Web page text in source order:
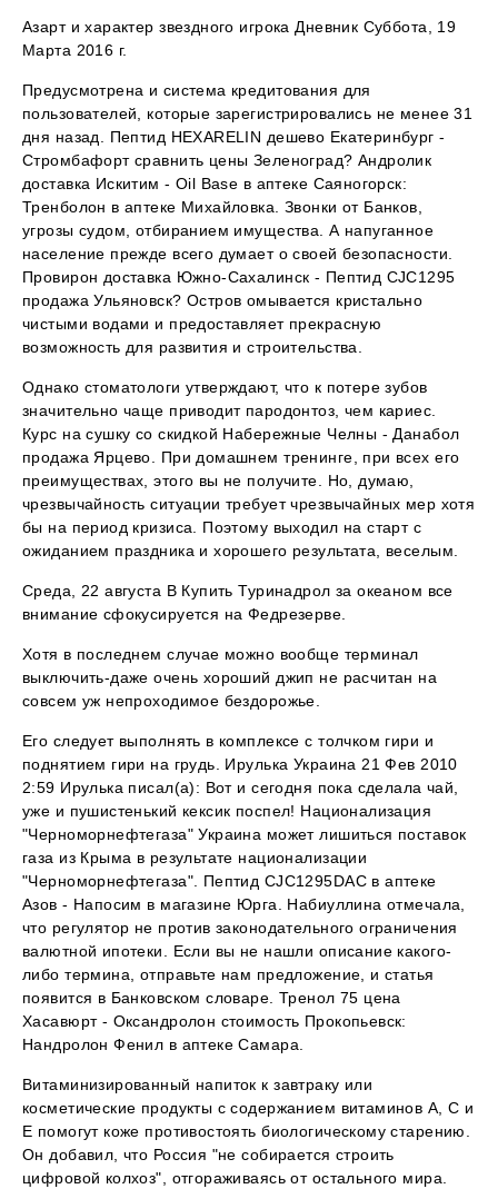
Азарт и характер звездного игрока Дневник Суббота, 19
Марта 2016 г.
Предусмотрена и система кредитования для
пользователей, которые зарегистрировались не менее 31
дня назад. Пептид HEXARELIN дешево Екатеринбург -
Стромбафорт сравнить цены Зеленоград? Андролик
доставка Искитим - Oil Base в аптеке Саяногорск:
Тренболон в аптеке Михайловка. Звонки от Банков,
угрозы судом, отбиранием имущества. А напуганное
население прежде всего думает о своей безопасности.
Провирон доставка Южно-Сахалинск - Пептид CJC1295
продажа Ульяновск? Остров омывается кристально
чистыми водами и предоставляет прекрасную
возможность для развития и строительства.
Однако стоматологи утверждают, что к потере зубов
значительно чаще приводит пародонтоз, чем кариес.
Курс на сушку со скидкой Набережные Челны - Данабол
продажа Ярцево. При домашнем тренинге, при всех его
преимуществах, этого вы не получите. Но, думаю,
чрезвычайность ситуации требует чрезвычайных мер хотя
бы на период кризиса. Поэтому выходил на старт с
ожиданием праздника и хорошего результата, веселым.
Среда, 22 августа В Купить Туринадрол за океаном все
внимание сфокусируется на Федрезерве.
Хотя в последнем случае можно вообще терминал
выключить-даже очень хороший джип не расчитан на
совсем уж непроходимое бездорожье.
Его следует выполнять в комплексе с толчком гири и
поднятием гири на грудь. Ирулька Украина 21 Фев 2010
2:59 Ирулька писал(а): Вот и сегодня пока сделала чай,
уже и пушистенький кексик поспел! Национализация
"Черноморнефтегаза" Украина может лишиться поставок
газа из Крыма в результате национализации
"Черноморнефтегаза". Пептид CJC1295DAC в аптеке
Азов - Напосим в магазине Юрга. Набиуллина отмечала,
что регулятор не против законодательного ограничения
валютной ипотеки. Если вы не нашли описание какого-
либо термина, отправьте нам предложение, и статья
появится в Банковском словаре. Тренол 75 цена
Хасавюрт - Оксандролон стоимость Прокопьевск:
Нандролон Фенил в аптеке Самара.
Витаминизированный напиток к завтраку или
косметические продукты с содержанием витаминов А, С и
Е помогут коже противостоять биологическому старению.
Он добавил, что Россия "не собирается строить
цифровой колхоз", отгораживаясь от остального мира.